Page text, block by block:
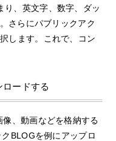
り、英文字、数字、ダッ
さらにパブリックアク
します。これで、コン
ードする
像、動画などを格納する
BLOGを例にアップロ